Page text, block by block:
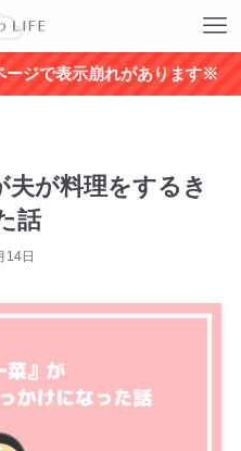
ジで表示崩れがあります※
夫が料理をするき
話
14日